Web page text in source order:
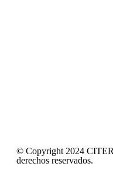
© Copyright 2024
derechos reservados.